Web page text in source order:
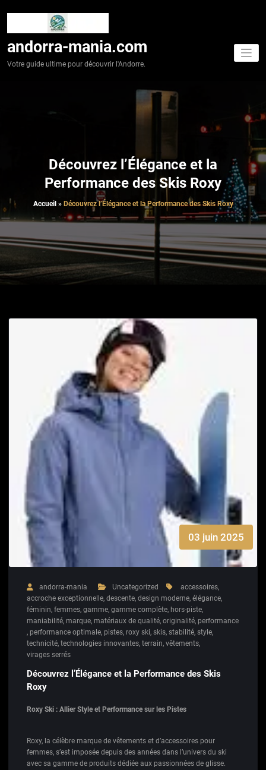
andorra-mania.com
Votre guide ultime pour découvrir l'Andorre.
Découvrez l’Élégance et la
Performance des Skis Roxy
Accueil » Découvrez l’Élégance et la Performance des Skis Roxy
03 juin 2025
andorra-mania Uncategorized accessoires,
accroche exceptionnelle, descente, design moderne, élégance,
féminin, femmes, gamme, gamme complète, hors-piste,
maniabilité, marque, matériaux de qualité, originalité, performance
, performance optimale, pistes, roxy ski, skis, stabilité, style,
technicité, technologies innovantes, terrain, vêtements,
virages serrés
Découvrez l’Élégance et la Performance des Skis
Roxy
Roxy Ski : Allier Style et Performance sur les Pistes
Roxy, la célèbre marque de vêtements et d’accessoires pour
femmes, s’est imposée depuis des années dans l’univers du ski
avec sa gamme de produits dédiée aux passionnées de glisse.